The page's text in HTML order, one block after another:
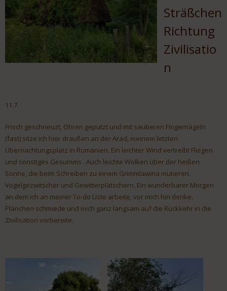
Sträßchen
Richtung
Zivilisatio
n
11.7.
Frisch geschneuzt, Ohren geputzt und mit sauberen Fingernägeln
(fast) sitze ich hier draußen an der Arad, meinem letzten
Übernachtungsplatz in Rumänien. Ein leichter Wind vertreibt Fliegen
und sonstiges Gesumms . Auch leichte Wolken über der heißen
Sonne, die beim Schreiben zu einem Grimmlawina mutieren.
Vogelgezwitscher und Gewitterplätschern. Ein wunderbarer Morgen
an dem ich an meiner To-do Liste arbeite, vor mich hin denke,
Plänchen schmiede und mich ganz langsam auf die Rückkehr in die
Zivilisation vorbereite.